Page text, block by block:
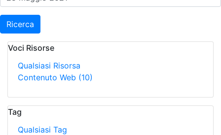
Ricerca
Voci Risorse
Qualsiasi Risorsa
Contenuto Web (10)
Tag
Qualsiasi Tag